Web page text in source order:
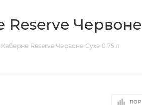
Reserve
Каберне Reserve Червоне Сухе 0.75 л